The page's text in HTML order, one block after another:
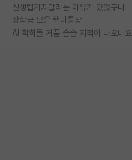
신생랩가지말라는 이유가 있었구나
장학금 모은 랩비통장
AI 학회들 거품 슬슬 지적이 나오네요